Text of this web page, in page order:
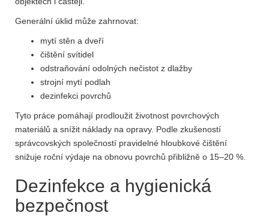
Generální úklid může zahrnovat:
mytí stěn a dveří
čištění svítidel
odstraňování odolných nečistot z dlažby
strojní mytí podlah
dezinfekci povrchů
Tyto práce pomáhají prodloužit životnost povrchových
materiálů a snížit náklady na opravy. Podle zkušeností
správcovských společností pravidelné hloubkové čištění
snižuje roční výdaje na obnovu povrchů přibližně o 15–20 %.
Dezinfekce a hygienická
bezpečnost